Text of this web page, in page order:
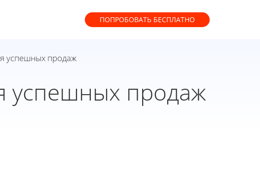
ПОПРОБОВАТЬ БЕСПЛАТНО
успешных продаж
успешных продаж